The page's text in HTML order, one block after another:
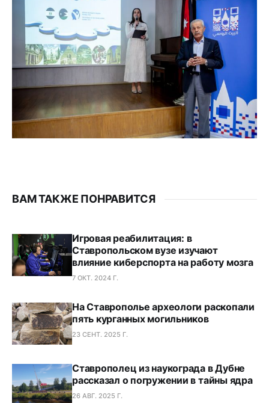
ВАМ ТАКЖЕ ПОНРАВИТСЯ
Игровая реабилитация: в
Ставропольском вузе изучают
влияние киберспорта на работу мозга
7 ОКТ. 2024 Г.
На Ставрополье археологи раскопали
пять курганных могильников
23 СЕНТ. 2025 Г.
Ставрополец из наукограда в Дубне
рассказал о погружении в тайны ядра
26 АВГ. 2025 Г.